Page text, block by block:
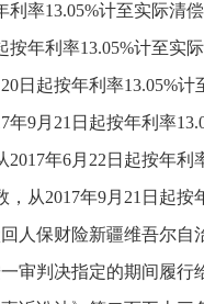
利率13.05%计至实际清
按年利率13.05%计至实
日起按年利率13.05%
年9月21日起按年利率
年6月22日起按年利
从2017年9月21日起按
人保财险新疆维吾尔自
审判决指定的期间履行